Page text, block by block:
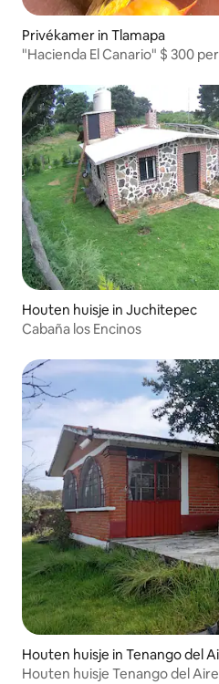
Privékamer in Tlamapa
"Hacienda El Canario" $ 300
Houten huisje in Juchitepec
Cabaña los Encinos
Houten huisje in Tenango del
Houten huisje Tenango del Aire